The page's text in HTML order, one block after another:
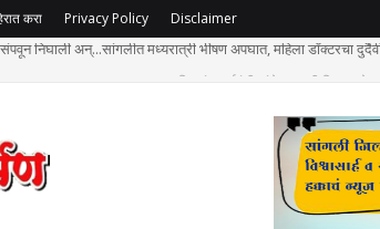
करा Privacy Policy Disclaimer
तरुण काळाच्या पडद्याआड: अक्षय विष्णुपंत सूर्यवंशी यांचे अकाली निधन; दोन